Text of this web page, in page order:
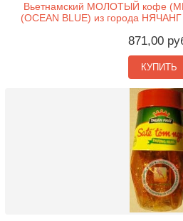
Вьетнамский МОЛОТЫЙ кофе
(OCEAN BLUE) из города
871,00
КУПИТЬ